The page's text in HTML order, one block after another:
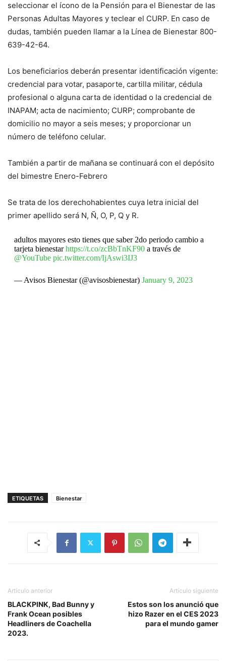
seleccionar el ícono de la Pensión para el Bienestar de las
Personas Adultas Mayores y teclear el CURP. En caso de
dudas, también pueden llamar a la Línea de Bienestar 800-
639-42-64.
Los beneficiarios deberán presentar identificación vigente:
credencial para votar, pasaporte, cartilla militar, cédula
profesional o alguna carta de identidad o la credencial de
INAPAM; acta de nacimiento; CURP; comprobante de
domicilio no mayor a seis meses; y proporcionar un
número de teléfono celular.
También a partir de mañana se continuará con el depósito
del bimestre Enero-Febrero
Se trata de los derechohabientes cuya letra inicial del
primer apellido será N, Ñ, O, P, Q y R.
adultos mayores esto tienes que saber 2do periodo cambio a
tarjeta bienestarhttps://t.co/zcBbTnKF90a través de
@YouTube pic.twitter.com/IjAswi3IJ3
— Avisos Bienestar (@avisosbienestar) January 9, 2023
ETIQUETAS Bienestar
Artículo anterior
BLACKPINK, Bad Bunny y
Frank Ocean posibles
Headliners de Coachella
2023.
Artículo siguiente
Estos son los anunció que
hizo Razer en el CES 2023
para el mundo gamer